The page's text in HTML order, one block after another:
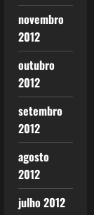
novembro
2012
outubro
2012
setembro
2012
agosto
2012
julho 2012